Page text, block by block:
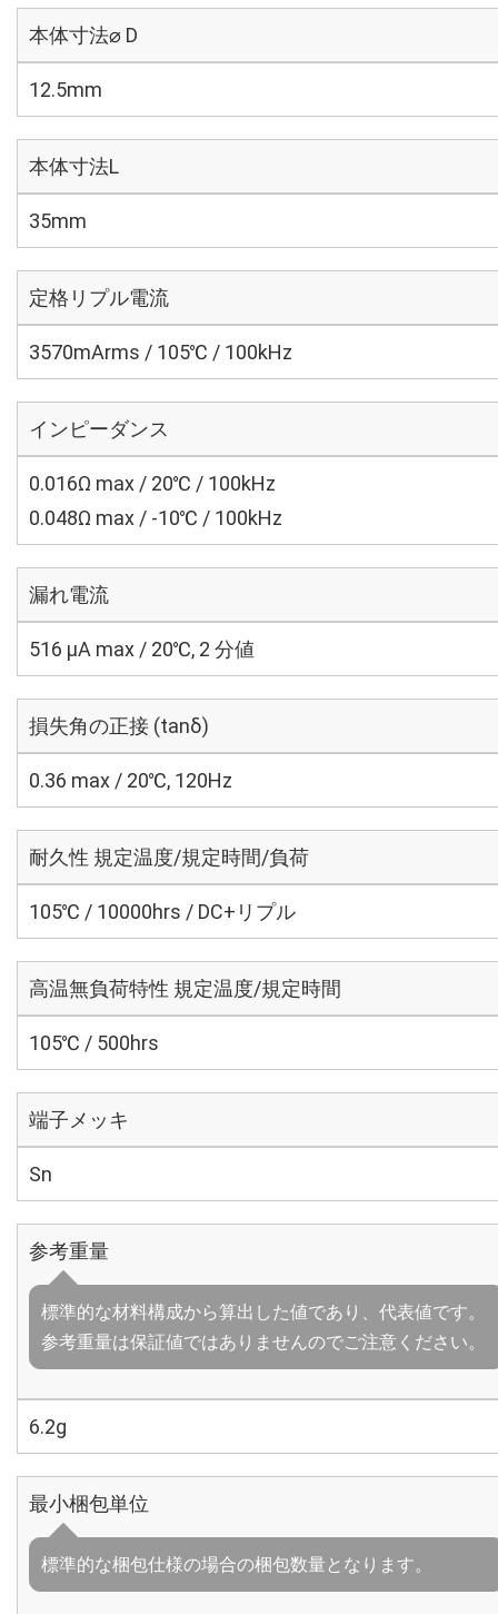
本体寸法⌀ D
12.5mm
本体寸法L
35mm
定格リプル電流
3570mArms / 105℃ / 100kHz
インピーダンス
0.016Ω max / 20℃ / 100kHz
0.048Ω max / -10℃ / 100kHz
漏れ電流
516 μA max / 20℃, 2 分値
損失角の正接 (tanδ)
0.36 max / 20℃, 120Hz
耐久性 規定温度/規定時間/負荷
105℃ / 10000hrs / DC+リプル
高温無負荷特性 規定温度/規定時間
105℃ / 500hrs
端子メッキ
Sn
参考重量
標準的な材料構成から算出した値であり、代表値です。
参考重量は保証値ではありませんのでご注意ください。
6.2g
最小梱包単位
標準的な梱包仕様の場合の梱包数量となります。